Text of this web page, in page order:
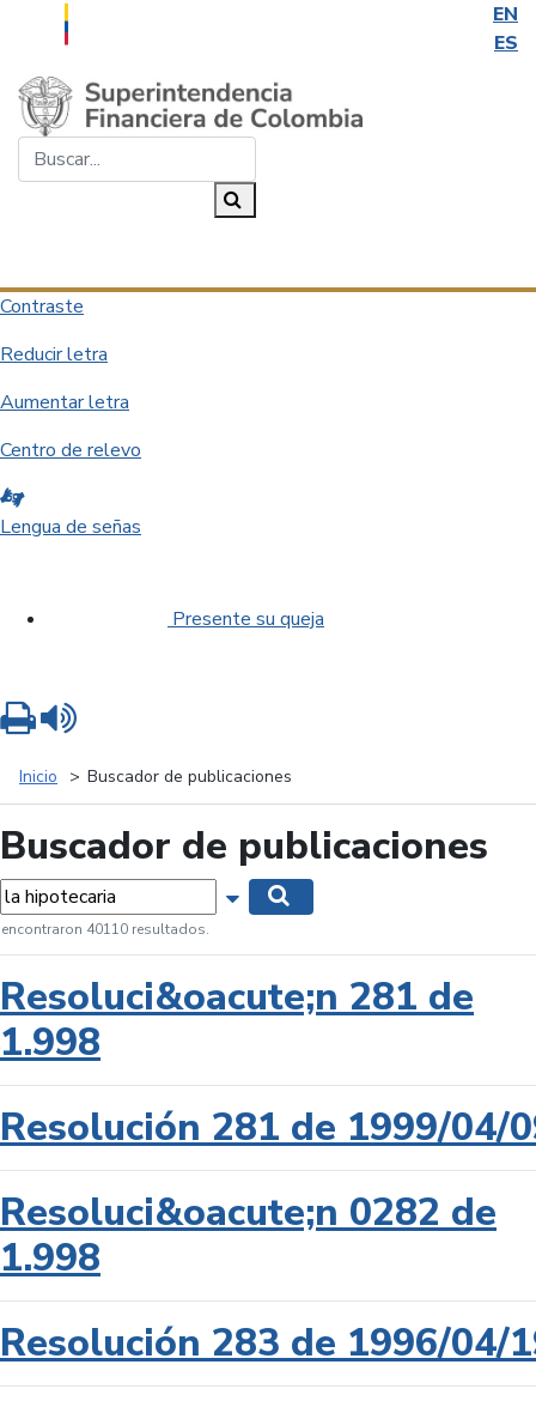
EN
ES
Saltar al contenido principal
Contraste
Reducir letra
Aumentar letra
Centro de relevo
Lengua de señas
Presente su queja
Inicio Buscador de publicaciones
Buscador de publicaciones
Mostrar opciones de búsqueda
encontraron 40110 resultados.
Resoluci&oacute;n 281 de
1.998
Resolución 281 de 1999/04/
Resoluci&oacute;n 0282 de
1.998
Resolución 283 de 1996/04/
Imprimir